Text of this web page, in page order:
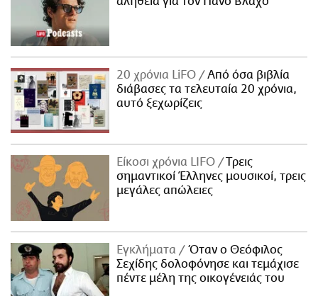
20 χρόνια LiFO
Από όσα βιβλία
διάβασες τα τελευταία 20 χρόνια,
αυτό ξεχωρίζεις
Είκοσι χρόνια LIFO
Tρεις
σημαντικοί Έλληνες μουσικοί, τρεις
μεγάλες απώλειες
Εγκλήματα
Όταν ο Θεόφιλος
Σεχίδης δολοφόνησε και τεμάχισε
πέντε μέλη της οικογένειάς του